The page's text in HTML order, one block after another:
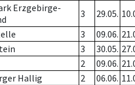
Erzgebirge-
3 29.05.
3 09.06.
3 30.05.
2 09.06.
Hallig 2 06.06.